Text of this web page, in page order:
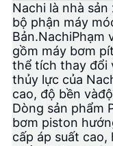
PRIVACY
POLICY
Nachi là nhà
bộ phận máy
Bản.NachiPhạm
gồm máy bơm
thể tích thay đổi
thủy lực của
cao, độ bền và
Dòng sản phẩm
bơm piston
cấp áp suất cao,